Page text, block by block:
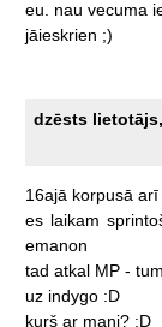
eu. nau vecuma
jāieskrien ;)
dzēsts
16ajā korpusā arī
es laikam
emanon
tad atkal MP -
uz indygo :D
kurš ar mani? :D